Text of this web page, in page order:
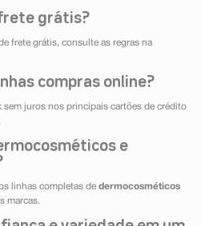
grátis?
frete grátis, consulte as regras na
compras online?
sem juros nos principais cartões de crédito
.
e
linhas completas de dermocosméticos
marcas.